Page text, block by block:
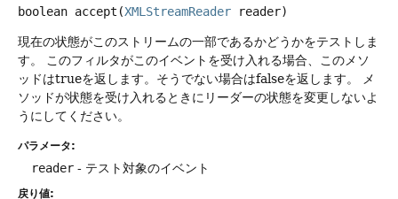
boolean accept (XMLStreamReader reader)
現在の状態がこのストリームの一部であるかどうかをテストしま
す。
このフィルタがこのイベントを受け入れる場合、このメソ
ッドはtrueを返します。そうでない場合はfalseを返します。
メ
ソッドが状態を受け入れるときにリーダーの状態を変更しないよ
うにしてください。
パラメータ:
reader - テスト対象のイベント
戻り値: